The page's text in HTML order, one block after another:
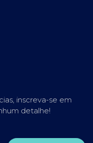
inscreva-se em
detalhe!